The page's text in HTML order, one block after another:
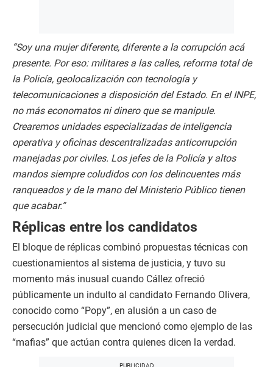
“Soy una mujer diferente, diferente a la corrupción acá
presente. Por eso: militares a las calles, reforma total de
la Policía, geolocalización con tecnología y
telecomunicaciones a disposición del Estado. En el INPE,
no más economatos ni dinero que se manipule.
Crearemos unidades especializadas de inteligencia
operativa y oficinas descentralizadas anticorrupción
manejadas por civiles. Los jefes de la Policía y altos
mandos siempre coludidos con los delincuentes más
ranqueados y de la mano del Ministerio Público tienen
que acabar.”
Réplicas entre los candidatos
El bloque de réplicas combinó propuestas técnicas con
cuestionamientos al sistema de justicia, y tuvo su
momento más inusual cuando Cállez ofreció
públicamente un indulto al candidato Fernando Olivera,
conocido como “Popy”, en alusión a un caso de
persecución judicial que mencionó como ejemplo de las
“mafias” que actúan contra quienes dicen la verdad.